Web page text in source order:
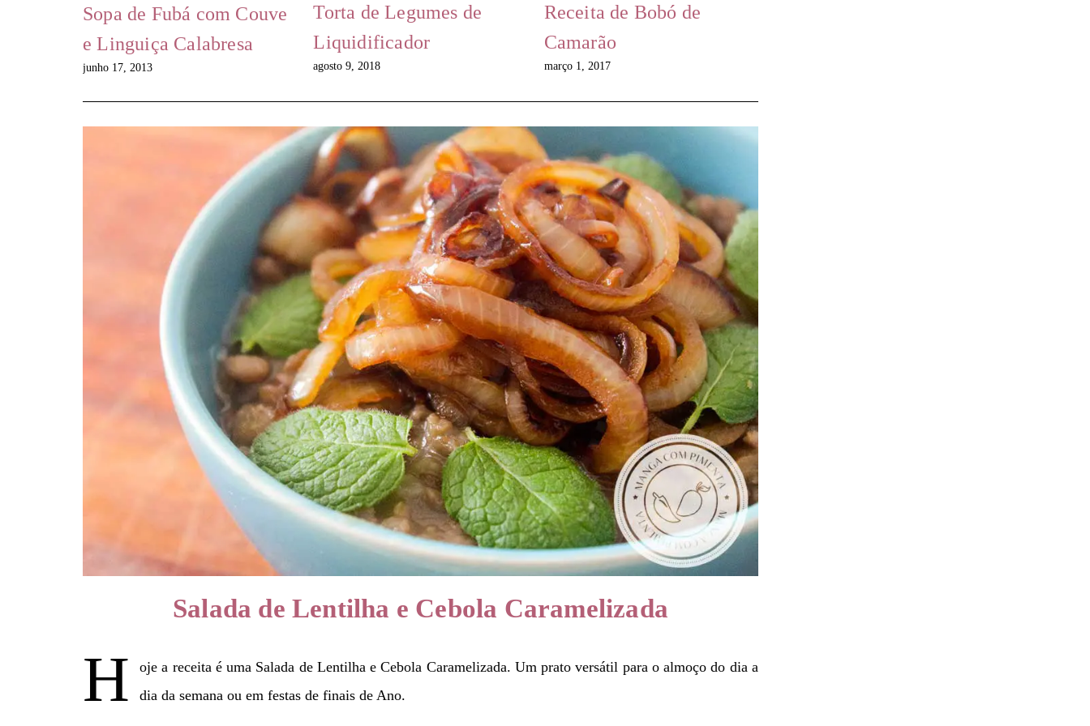
Sopa de Fubá com Couve
e Linguiça Calabresa
junho 17, 2013
Torta de Legumes de
Liquidificador
agosto 9, 2018
Receita de Bobó de
Camarão
março 1, 2017
Salada de Lentilha e Cebola Caramelizada
H
oje a receita é uma Salada de Lentilha e Cebola Caramelizada. Um prato versátil para o almoço do dia a
dia da semana ou em festas de finais de Ano.